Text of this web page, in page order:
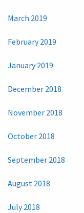
March 2019
February 2019
January 2019
December 2018
November 2018
October 2018
September 2018
August 2018
July 2018